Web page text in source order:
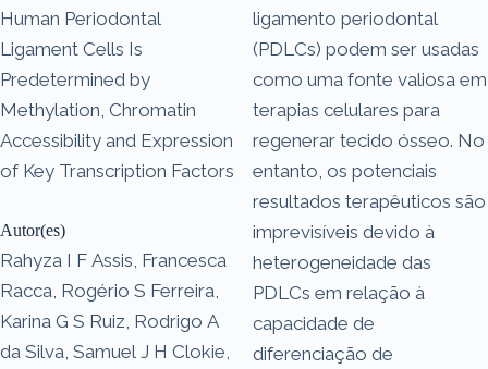
Human Periodontal
Ligament Cells Is
Predetermined by
Methylation, Chromatin
Accessibility and Expression
of Key Transcription Factors
Autor(es)
Rahyza I F Assis, Francesca
Racca, Rogério S Ferreira,
Karina G S Ruiz, Rodrigo A
da Silva, Samuel J H Clokie,
ligamento periodontal
(PDLCs) podem ser usadas
como uma fonte valiosa em
terapias celulares para
regenerar tecido ósseo. No
entanto, os potenciais
resultados terapêuticos são
imprevisíveis devido à
heterogeneidade das
PDLCs em relação à
capacidade de
diferenciação de